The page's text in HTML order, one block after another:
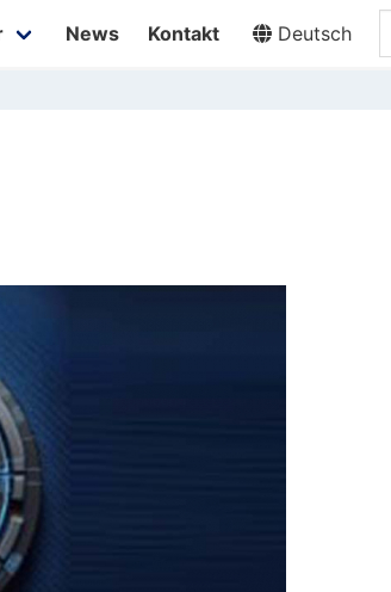
News Kontakt Deutsch